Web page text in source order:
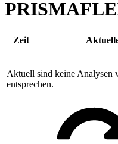
Zeit
Aktuell sind keine Analysen
entsprechen.